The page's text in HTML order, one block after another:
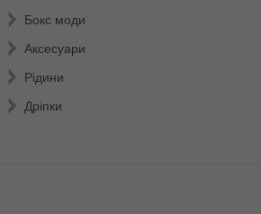
Бокс моди
Аксесуари
Рідини
Дріпки